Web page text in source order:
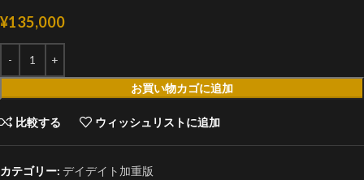
¥135,000
お買い物カゴに追加
比較する ウィッシュリストに追加
カテゴリー: デイデイト加重版